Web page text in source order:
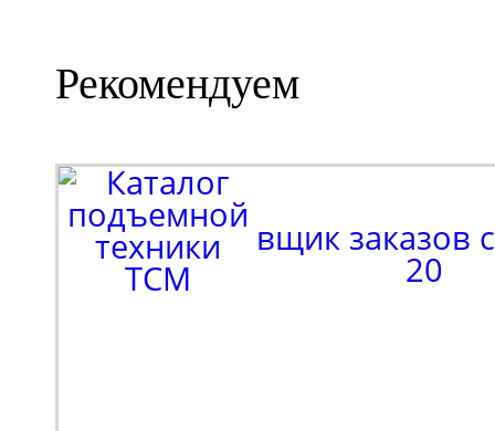
Рекомендуем